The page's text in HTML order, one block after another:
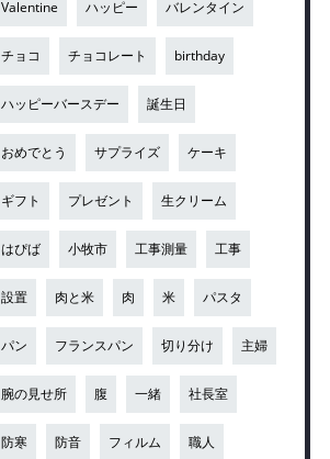
Valentine ハッピー バレンタイン
チョコ チョコレート birthday
ハッピーバースデー 誕生日
おめでとう サプライズ ケーキ
ギフト プレゼント 生クリーム
はぴば 小牧市 工事測量 工事
設置 肉と米 肉 米 パスタ
パン フランスパン 切り分け 主婦
腕の見せ所 腹 一緒 社長室
防寒 防音 フィルム 職人